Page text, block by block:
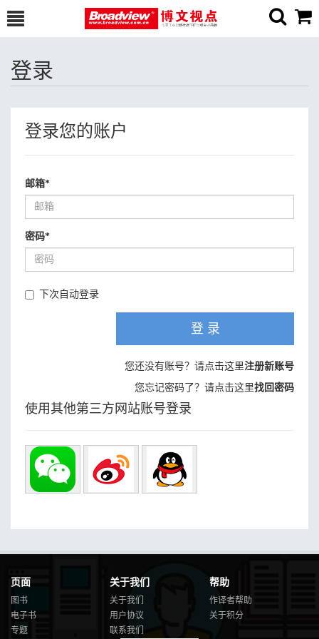
登录
登录您的账户
邮箱*
密码*
下次自动登录
登 录
您还没有账号？请点击这里注册新账号
您忘记密码了？请点击这里找回密码
使用其他第三方网站账号登录
页面
图书
电子书
专题
关于我们
关于我们
用户协议
联系我们
帮助
作译者帮助
关于积分